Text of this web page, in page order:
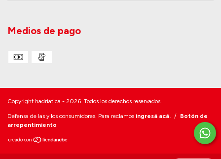
Medios de pago
Copyright hadriatica - 2026. Todos los derechos reservados.
Defensa de las y los consumidores. Para reclamos ingresá acá. / Botón de
arrepentimiento